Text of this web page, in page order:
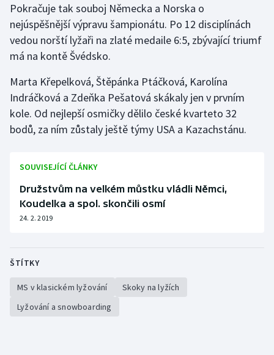
Motorsport
Olympijské hry
Parasport
Plavání
Plážový volejbal
Ragby
Rychlobruslení
Rychlostní kanoistika
Sportovní střelba
Stolní tenis
Pokračuje tak souboj Německa a Norska o
nejúspěšnější výpravu šampionátu. Po 12 disciplínách
vedou norští lyžaři na zlaté medaile 6:5, zbývající triumf
má na kontě Švédsko.
Marta Křepelková, Štěpánka Ptáčková, Karolína
Indráčková a Zdeňka Pešatová skákaly jen v prvním
kole. Od nejlepší osmičky dělilo české kvarteto 32
bodů, za ním zůstaly ještě týmy USA a Kazachstánu.
SOUVISEJÍCÍ ČLÁNKY
Družstvům na velkém můstku vládli Němci,
Koudelka a spol. skončili osmí
24. 2. 2019
ŠTÍTKY
MS v klasickém lyžování
Skoky na lyžích
Lyžování a snowboarding